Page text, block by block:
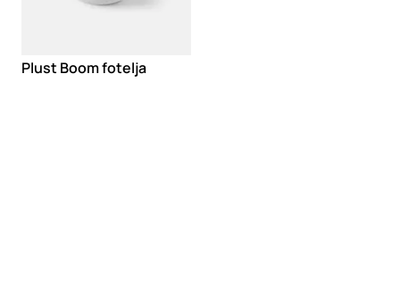
Plust Boom fotelja